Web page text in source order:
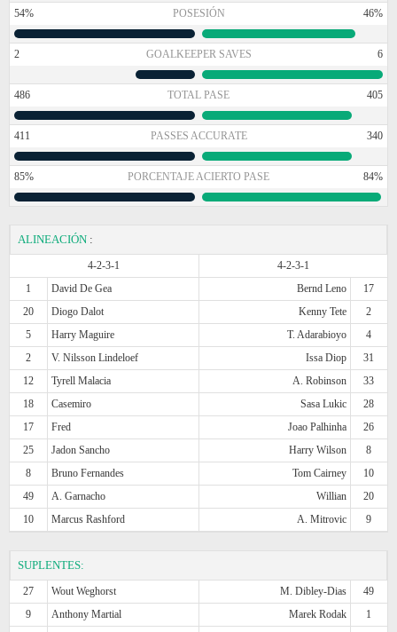
54% POSESIÓN 46%
2 GOALKEEPER SAVES 6
486 TOTAL PASE 405
411 PASSES ACCURATE 340
85% PORCENTAJE ACIERTO PASE 84%
ALINEACIÓN :
4-2-3-1
4-2-3-1
1
David De Gea Bernd Leno
17
20
Diogo Dalot Kenny Tete
2
5
Harry Maguire T. Adarabioyo
4
2
V. Nilsson Lindeloef Issa Diop
31
12
Tyrell Malacia A. Robinson
33
18
Casemiro Sasa Lukic
28
17
Fred Joao Palhinha
26
25
Jadon Sancho Harry Wilson
8
8
Bruno Fernandes Tom Cairney
10
49
A. Garnacho Willian
20
10
Marcus Rashford A. Mitrovic 9
SUPLENTES:
27 Wout Weghorst M. Dibley-Dias
49
9
Anthony Martial Marek Rodak
1